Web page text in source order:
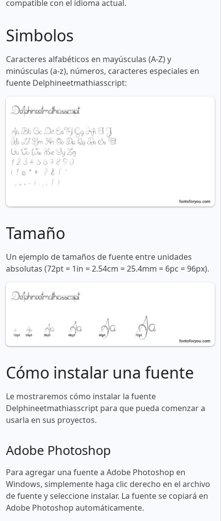
compatible con el idioma actual.
Simbolos
Caracteres alfabéticos en mayúsculas (A-Z) y
minúsculas (a-z), números, caracteres especiales en
fuente Delphineetmathiasscript:
Tamaño
Un ejemplo de tamaños de fuente entre unidades
absolutas (72pt = 1in = 2.54cm = 25.4mm = 6pc = 96px).
Cómo instalar una fuente
Le mostraremos cómo instalar la fuente
Delphineetmathiasscript para que pueda comenzar a
usarla en sus proyectos.
Adobe Photoshop
Para agregar una fuente a Adobe Photoshop en
Windows, simplemente haga clic derecho en el archivo
de fuente y seleccione instalar. La fuente se copiará en
Adobe Photoshop automáticamente.